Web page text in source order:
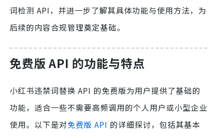
词检测 API，并进一步了解其具体功能与使用方法，为
后续的内容合规管理奠定基础。
免费版 API 的功能与特点
小红书违禁词替换 API 的免费版为用户提供了基础的
功能，适合一些不需要高频调用的个人用户或小型企业
使用。以下是对免费版 API 的详细探讨，包括其基本